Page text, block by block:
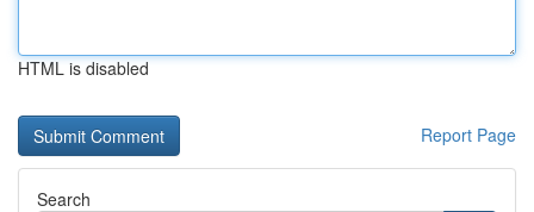
HTML is disabled
Report Page
Search